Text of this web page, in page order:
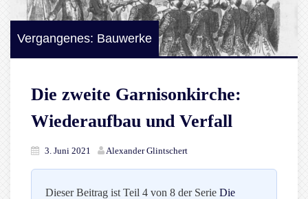
Vergangenes: Bauwerke
Die zweite Garnisonkirche:
Wiederaufbau und Verfall
3. Juni 2021 Alexander Glintschert
Dieser Beitrag ist Teil 4 von 8 der Serie Die